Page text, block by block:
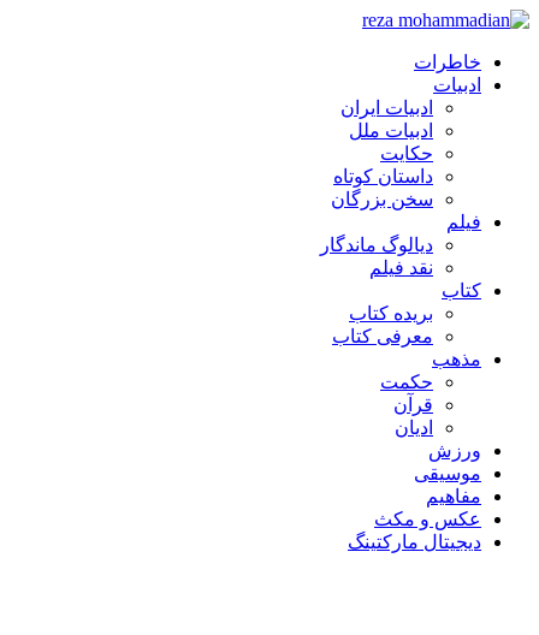
خاطرات
ادبیات
ادبیات ایران
ادبیات ملل
حکایت
داستان کوتاه
سخن بزرگان
فیلم
دیالوگ ماندگار
نقد فیلم
کتاب
بریده کتاب
معرفی کتاب
مذهب
حکمت
قرآن
ادیان
ورزش
موسیقی
مفاهیم
عکس و مکث
دیجیتال مارکتینگ